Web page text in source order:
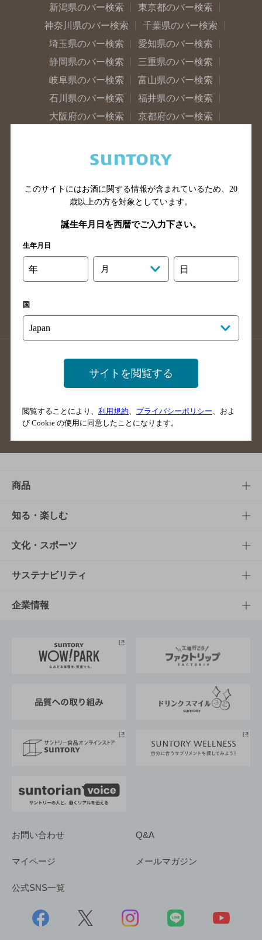
新潟県のバー検索
東京都のバー検索
神奈川県のバー検索
千葉県のバー検索
埼玉県のバー検索
愛知県のバー検索
静岡県のバー検索
三重県のバー検索
岐阜県のバー検索
富山県のバー検索
石川県のバー検索
福井県のバー検索
大阪府のバー検索
京都府のバー検索
滋賀県のバー検索
和歌山県のバー検索
山口県のバー検索
鳥取県のバー検索
島根県のバー検索
徳島県のバー検索
香川県のバー検索
愛媛県のバー検索
高知県のバー検索
長崎県のバー検索
佐賀県のバー検索
大分県のバー検索
熊本県のバー検索
沖縄県のバー検索
店舗登録方法のご案内
店舗情報更新方法のご案内
掲載店舗様ログイン
ご意見・ご感想
商品
商品TOP
商品一覧
商品発売情報
栄養成分一覧
知る・楽しむ
知る・楽しむTOP
キャンペーン
工場見学
地域情報
文化・スポーツ
文化・スポーツTOP
サントリーホール
サントリーサンバーズ大阪
サステナビリティ
サステナビリティTOP
サントリーが考えるサステナビリティ経営
企業情報
企業概要
採用情報
お問い合わせ Q&A
マイページ メールマガジン
公式SNS一覧
このサイトにはお酒に関する情報が含まれているため、 20
歳以上の方を対象としています。
誕生年月日を西暦でご入力下さい。
生年月日
年 月 日
国
サイトを閲覧する
閲覧することにより、 利用規約 プライバシーポリシー 、およ
び Cookie の使用に同意したことになります。